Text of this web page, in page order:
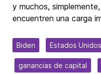
y muchos,
encuentren una carga
Biden Estados Unidos
ganancias de capital